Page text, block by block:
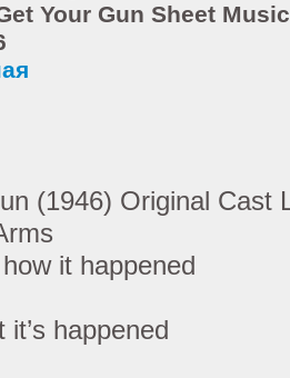
Your Gun Sheet Music
(1946) Original Cast
it happened
it’s happened